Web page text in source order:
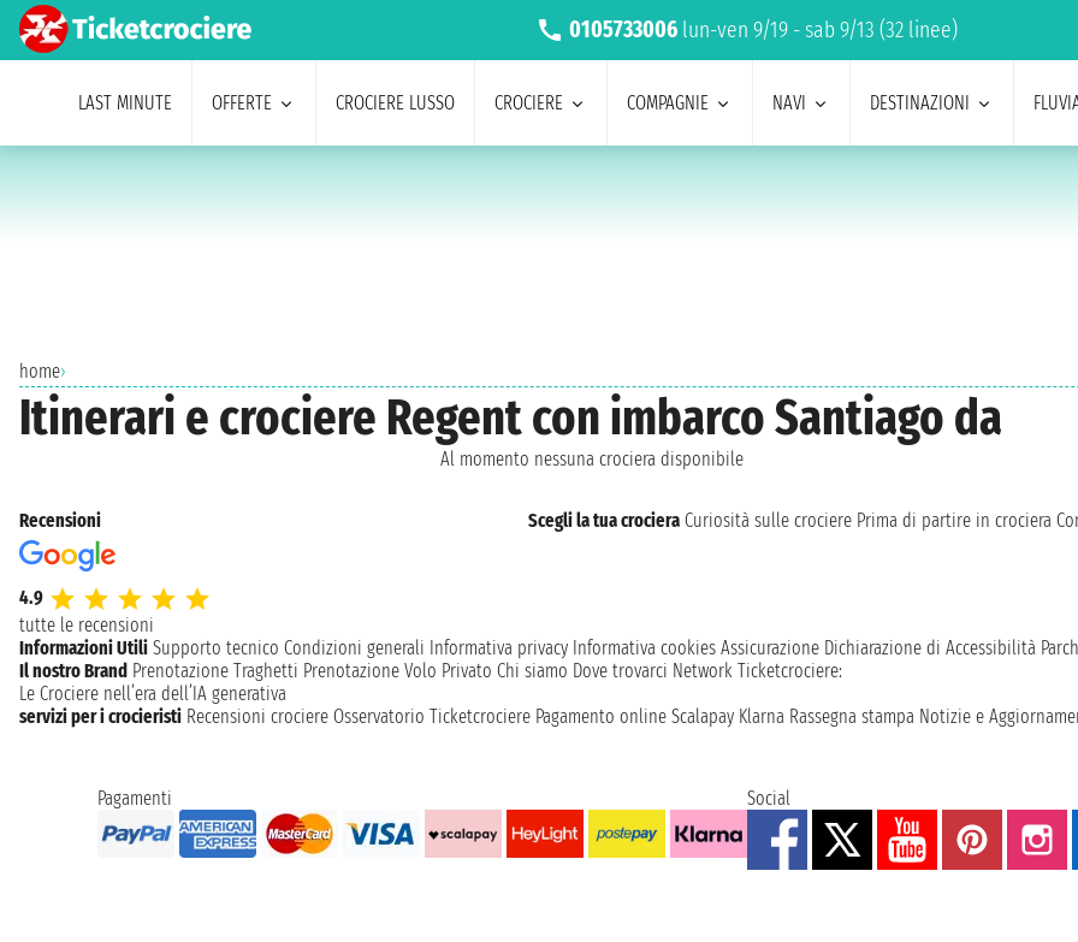
0105733006 lun-ven 9/19 - sab 9/13 (32 linee)
LAST MINUTE OFFERTE CROCIERE LUSSO CROCIERE COMPAGNIE NAVI DESTINAZIONI
home›
Itinerari e crociere Regent con imbarco Santiago da
Al momento nessuna crociera disponibile
Recensioni
4.9
tutte le recensioni
Scegli la tua crociera Curiosità sulle crociere Prima di partire in crociera
Informazioni Utili Supporto tecnico Condizioni generali Informativa privacy Informativa cookies Assicurazione Dichiarazione di Accessibilità
Il nostro Brand Prenotazione Traghetti Prenotazione Volo Privato Chi siamo Dove trovarci Network Ticketcrociere:
Le Crociere nell’era dell’IA generativa
servizi per i crocieristi Recensioni crociere Osservatorio Ticketcrociere Pagamento online Scalapay Klarna Rassegna stampa Notizie e
Pagamenti Social